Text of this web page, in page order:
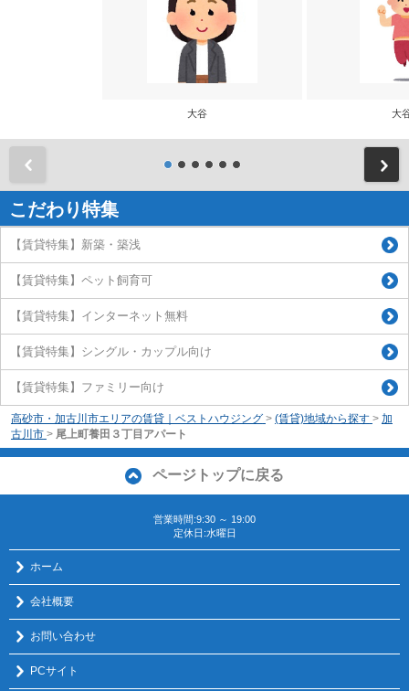
大谷 大
こだわり特集
【賃貸特集】新築・築浅
【賃貸特集】ペット飼育可
【賃貸特集】インターネット無料
【賃貸特集】シングル・カップル向け
【賃貸特集】ファミリー向け
高砂市・加古川市エリアの賃貸｜ベストハウジング > (賃貸)地域から探す > 加
古川市 > 尾上町養田３丁目アパート
ページトップに戻る
営業時間:9:30 ～ 19:00
定休日:水曜日
ホーム
会社概要
お問い合わせ
PCサイト